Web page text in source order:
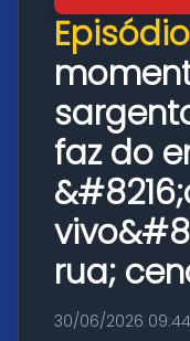
faz do
rua;
30/06/2026 09:44